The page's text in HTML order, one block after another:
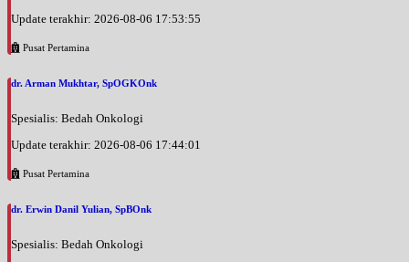
Update terakhir: 2026-08-06 17:53:55
Pusat Pertamina
dr. Arman Mukhtar, SpOGKOnk
Spesialis: Bedah Onkologi
Update terakhir: 2026-08-06 17:44:01
Pusat Pertamina
dr. Erwin Danil Yulian, SpBOnk
Spesialis: Bedah Onkologi